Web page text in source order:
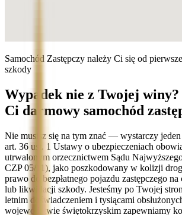
Samochód Zastępczy należy Ci się od
szkody
Wypadek nie z Twojej winy?
Ci darmowy samochód
Nie musisz się na tym znać — wystarczy
art. 36 ust. 1 Ustawy o ubezpieczeniach
utrwalonym orzecznictwem Sądu
CZP 05/11), jako poszkodowany w kolizji
prawo do bezpłatnego pojazdu zastępczego na
lub likwidacji szkody. Jesteśmy po Twojej
letnim doświadczeniem i tysiącami
województwie świętokrzyskim zapewniamy